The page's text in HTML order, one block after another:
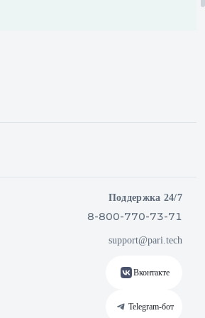
Поддержка 24/7
8-800-770-73-71
support@pari.tech
Вконтакте
Telegram‑бот